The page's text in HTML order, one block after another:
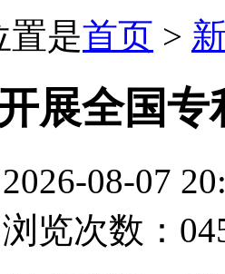
置是首页 >
展全国
08-07
浏览次数：